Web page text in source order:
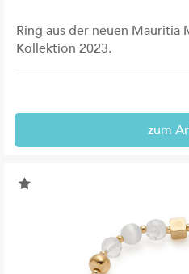
Ring aus der neuen Mauritia
Kollektion 2023.
zum